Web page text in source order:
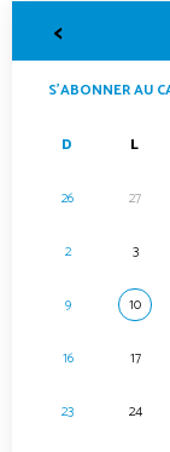
<
S’ABONNER AU
D L
26 27
2 3
9 10
16 17
23 24